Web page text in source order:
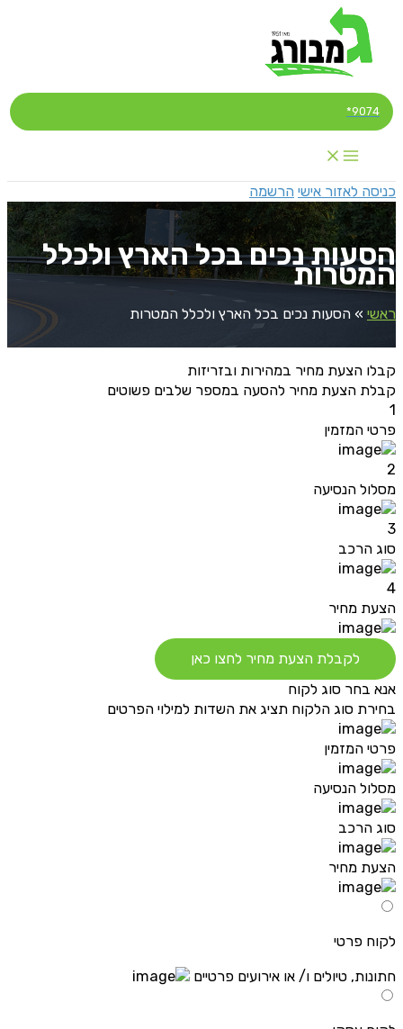
לתוכן
9074*
כניסה לאזור אישי הרשמה
הסעות נכים בכל הארץ ולכלל
המטרות
ראשי » הסעות נכים בכל הארץ ולכלל המטרות
קבלו הצעת מחיר במהירות ובזריזות
קבלת הצעת מחיר להסעה במספר שלבים פשוטים
1
פרטי המזמין
2
מסלול הנסיעה
3
סוג הרכב
4
הצעת מחיר
לקבלת הצעת מחיר לחצו כאן
אנא בחר סוג לקוח
בחירת סוג הלקוח תציג את השדות למילוי הפרטים
פרטי המזמין
מסלול הנסיעה
סוג הרכב
הצעת מחיר
לקוח פרטי
חתונות, טיולים ו/ או אירועים פרטיים